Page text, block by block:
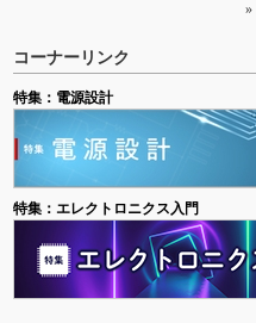
»
コーナーリンク
特集：電源設計
特集：エレクトロニクス入門